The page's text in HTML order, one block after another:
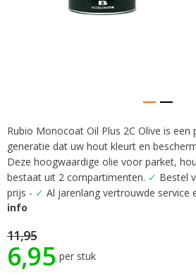
Ga
naar
het
begin
van
de
gallerij
Rubio Monocoat Oil Plus 2C Olive is
generatie dat uw hout kleurt en
Deze hoogwaardige olie voor parket,
bestaat uit 2 compartimenten. ✓ Bestel
prijs - ✓ Al jarenlang vertrouwde service
info
11,95
6,95 per stuk